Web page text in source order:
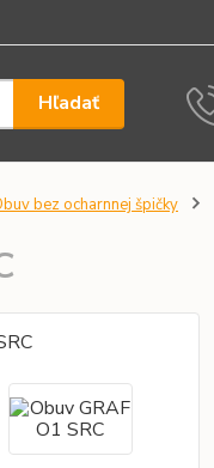
Hľadať
bez ocharnnej špičky